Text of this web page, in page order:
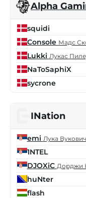
Alpha
squidi
Console Мадс
Lukki Лукас
NaToSaphiX
sycrone
INation
emi Лука Вукович
1NTEL
DJOXiC Дорджи
huNter
flash